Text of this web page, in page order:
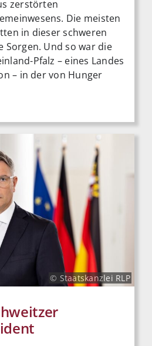
zerstörten
Die meisten
in dieser schweren
Sorgen. Und so war die
Pfalz – eines Landes
– in der von Hunger
© Staatskanzlei RLP